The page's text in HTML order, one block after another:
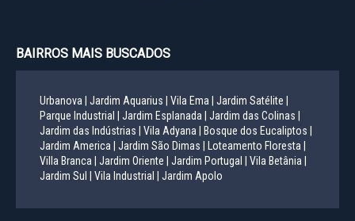
BAIRROS MAIS BUSCADOS
Urbanova | Jardim Aquarius | Vila Ema |
Jardim Satélite |
Parque Industrial |
Jardim Esplanada |
Jardim das Colinas |
Jardim das Indústrias |
Vila Adyana |
Bosque dos Eucaliptos |
Jardim America |
Jardim São Dimas |
Loteamento Floresta |
Villa Branca |
Jardim Oriente | Jardim Portugal |
Vila Betânia |
Jardim Sul |
Vila Industrial | Jardim Apolo